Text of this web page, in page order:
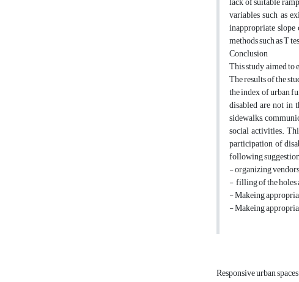
variables such as
inappropriate
methods such as T
Conclusion
This study aimed to
The results of the
the index of urban
disabled are not in
sidewalks,
social activities.
participation of
following
- organizing
- filling of the holes
- Makeing
- Makeing
Responsive urban spaces